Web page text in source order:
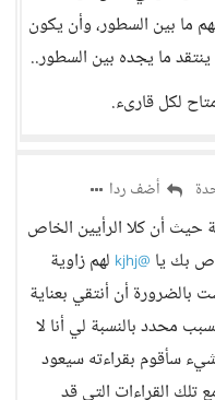
ما بين السطور، وأن يكون
ما يجده بين السطور..
لكل قارىء.
أضف ردا
حيث أن كلا الرأيين الخاص
بك يا @kjhj
لهم زاوية
بالضرورة أن أنتقي بعناية
محدد بالنسبة لي أنا لا
سأقوم بقراءته سيعود
تلك القراءات التي قد